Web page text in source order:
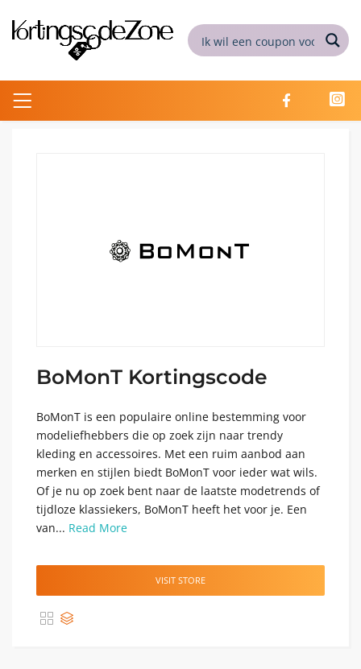
BoMonT Kortingscode
BoMonT is een populaire online bestemming voor
modeliefhebbers die op zoek zijn naar trendy
kleding en accessoires. Met een ruim aanbod aan
merken en stijlen biedt BoMonT voor ieder wat wils.
Of je nu op zoek bent naar de laatste modetrends of
tijdloze klassiekers, BoMonT heeft het voor je. Een
van... Read More
VISIT STORE